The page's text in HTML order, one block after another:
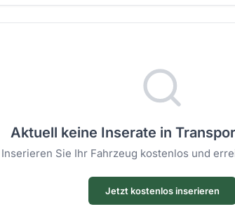
Aktuell keine Inserate in
Sie Ihr Fahrzeug kostenlos und
Jetzt kostenlos inserieren